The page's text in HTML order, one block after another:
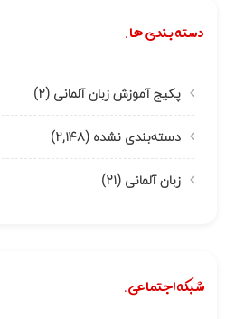
دسته بندی ها.
پکیج آموزش زبان آلمانی (۲)
دسته‌بندی نشده (۲,۱۴۸)
زبان آلمانی (۲۱)
شبکه اجتماعی.